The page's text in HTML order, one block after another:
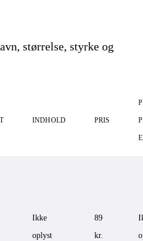
størrelse, styrke og
INDHOLD PRIS
Ikke
oplyst
89
kr.